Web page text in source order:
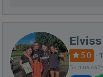
Elviss
5.0 ·
Был на